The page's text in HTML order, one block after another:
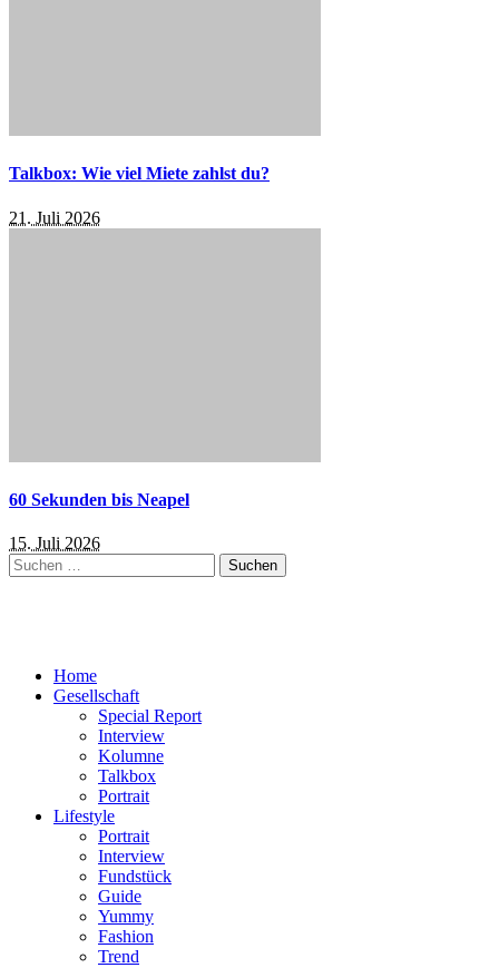
Talkbox: Wie viel Miete zahlst du?
21. Juli 2026
60 Sekunden bis Neapel
15. Juli 2026
Suchen
nach:
Home
Gesellschaft
Special Report
Interview
Kolumne
Talkbox
Portrait
Lifestyle
Portrait
Interview
Fundstück
Guide
Yummy
Fashion
Trend